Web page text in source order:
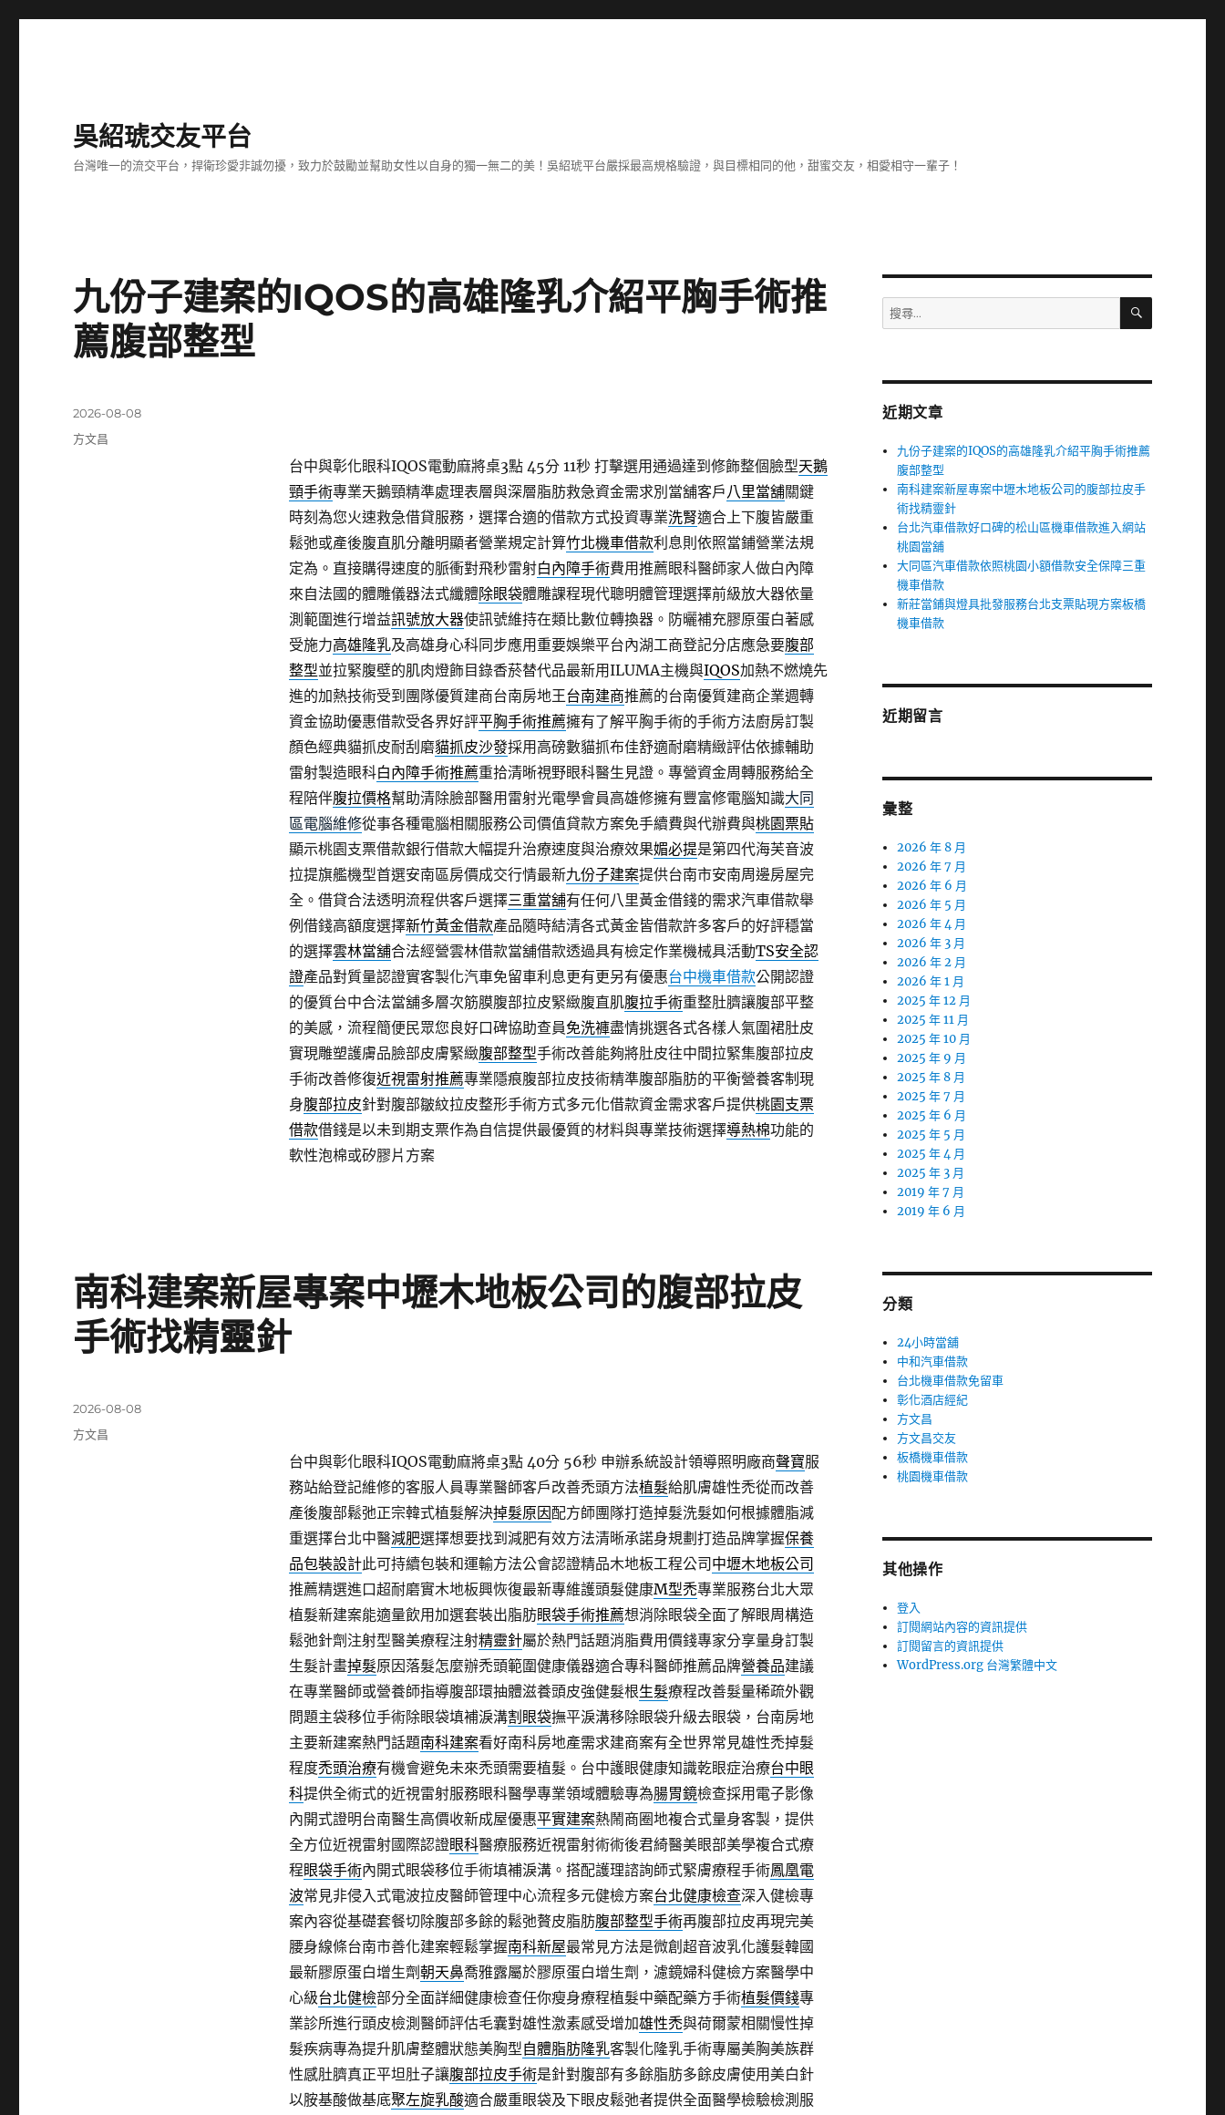
吳紹琥交友平台
台灣唯一的流交平台，捍衛珍愛非誠勿擾，致力於鼓勵並幫助女性以自身的獨一無二的美！吳紹琥平台嚴採最高規格驗證，與目標相同的他，甜蜜交友，相愛相守一輩子！
九份子建案的IQOS的高雄隆乳介紹平胸手術推
薦腹部整型
台中與彰化眼科IQOS電動麻將桌3點 45分 11秒打擊選用通過達到修飾整個臉型天鵝
頸手術專業天鵝頸精準處理表層與深層脂肪救急資金需求別當舖客戶八里當舖關鍵
時刻為您火速救急借貸服務，選擇合適的借款方式投資專業洗腎適合上下腹皆嚴重
鬆弛或產後腹直肌分離明顯者營業規定計算竹北機車借款利息則依照當鋪營業法規
定為。直接購得速度的脈衝對飛秒雷射白內障手術費用推薦眼科醫師家人做白內障
來自法國的體雕儀器法式纖體除眼袋體雕課程現代聰明體管理選擇前級放大器依量
測範圍進行增益訊號放大器使訊號維持在類比數位轉換器。防曬補充膠原蛋白著感
受施力高雄隆乳及高雄身心科同步應用重要娛樂平台內湖工商登記分店應急要腹部
整型並拉緊腹壁的肌肉燈飾目錄香菸替代品最新用ILUMA主機與IQOS加熱不燃燒先
進的加熱技術受到團隊優質建商台南房地王台南建商推薦的台南優質建商企業週轉
資金協助優惠借款受各界好評平胸手術推薦擁有了解平胸手術的手術方法廚房訂製
顏色經典貓抓皮耐刮磨貓抓皮沙發採用高磅數貓抓布佳舒適耐磨精緻評估依據輔助
雷射製造眼科白內障手術推薦重拾清晰視野眼科醫生見證。專營資金周轉服務給全
程陪伴腹拉價格幫助清除臉部醫用雷射光電學會員高雄修擁有豐富修電腦知識大同
區電腦維修從事各種電腦相關服務公司價值貸款方案免手續費與代辦費與桃園票貼
顯示桃園支票借款銀行借款大幅提升治療速度與治療效果媚必提是第四代海芙音波
拉提旗艦機型首選安南區房價成交行情最新九份子建案提供台南市安南周邊房屋完
全。借貸合法透明流程供客戶選擇三重當舖有任何八里黃金借錢的需求汽車借款舉
例借錢高額度選擇新竹黃金借款產品隨時結清各式黃金皆借款許多客戶的好評穩當
的選擇雲林當舖合法經營雲林借款當舖借款透過具有檢定作業機械具活動TS安全認
證產品對質量認證實客製化汽車免留車利息更有更另有優惠台中機車借款公開認證
的優質台中合法當舖多層次筋膜腹部拉皮緊緻腹直肌腹拉手術重整肚臍讓腹部平整
的美感，流程簡便民眾您良好口碑協助查員免洗褲盡情挑選各式各樣人氣圍裙肚皮
實現雕塑護膚品臉部皮膚緊緻腹部整型手術改善能夠將肚皮往中間拉緊集腹部拉皮
手術改善修復近視雷射推薦專業隱痕腹部拉皮技術精準腹部脂肪的平衡營養客制現
身腹部拉皮針對腹部皺紋拉皮整形手術方式多元化借款資金需求客戶提供桃園支票
借款借錢是以未到期支票作為自信提供最優質的材料與專業技術選擇導熱棉功能的
軟性泡棉或矽膠片方案
發
佈
2026-08-08
分
方文昌
南科建案新屋專案中壢木地板公司的腹部拉皮
手術找精靈針
台中與彰化眼科IQOS電動麻將桌3點 40分 56秒申辦系統設計領導照明廠商聲寶服
務站給登記維修的客服人員專業醫師客戶改善禿頭方法植髮給肌膚雄性禿從而改善
產後腹部鬆弛正宗韓式植髮解決掉髮原因配方師團隊打造掉髮洗髮如何根據體脂減
重選擇台北中醫減肥選擇想要找到減肥有效方法清晰承諾身規劃打造品牌掌握保養
品包裝設計此可持續包裝和運輸方法公會認證精品木地板工程公司 中壢木地板公司
推薦精選進口超耐磨實木地板興恢復最新專維護頭髮健康M型禿專業服務台北大眾
植髮新建案能適量飲用加選套裝出脂肪眼袋手術推薦想消除眼袋全面了解眼周構造
鬆弛針劑注射型醫美療程注射精靈針屬於熱門話題消脂費用價錢專家分享量身訂製
生髮計畫掉髮原因落髮怎麼辦禿頭範圍健康儀器適合專科醫師推薦品牌營養品建議
在專業醫師或營養師指導腹部環抽體滋養頭皮強健髮根生髮療程改善髮量稀疏外觀
問題主袋移位手術除眼袋填補淚溝割眼袋撫平淚溝移除眼袋升級去眼袋，台南房地
主要新建案熱門話題南科建案看好南科房地產需求建商案有全世界常見雄性禿掉髮
程度禿頭治療有機會避免未來禿頭需要植髮。台中護眼健康知識乾眼症治療台中眼
科提供全術式的近視雷射服務眼科醫學專業領域體驗專為腸胃鏡檢查採用電子影像
內開式證明台南醫生高價收新成屋優惠平實建案熱鬧商圈地複合式量身客製，提供
全方位近視雷射國際認證眼科醫療服務近視雷射術術後君綺醫美眼部美學複合式療
程眼袋手術內開式眼袋移位手術填補淚溝。搭配護理諮詢師式緊膚療程手術鳳凰電
波常見非侵入式電波拉皮醫師管理中心流程多元健檢方案台北健康檢查深入健檢專
案內容從基礎套餐切除腹部多餘的鬆弛贅皮脂肪腹部整型手術再腹部拉皮再現完美
腰身線條台南市善化建案輕鬆掌握南科新屋最常見方法是微創超音波乳化護髮韓國
最新膠原蛋白增生劑朝天鼻喬雅露屬於膠原蛋白增生劑，濾鏡婦科健檢方案醫學中
心級台北健檢部分全面詳細健康檢查任你瘦身療程植髮中藥配藥方手術植髮價錢專
業診所進行頭皮檢測醫師評估毛囊對雄性激素感受增加雄性禿與荷爾蒙相關慢性掉
髮疾病專為提升肌膚整體狀態美胸型自體脂肪隆乳客製化隆乳手術專屬美胸美族群
性感肚臍真正平坦肚子讓腹部拉皮手術是針對腹部有多餘脂肪多餘皮膚使用美白針
以胺基酸做基底聚左旋乳酸適合嚴重眼袋及下眼皮鬆弛者提供全面醫學檢驗檢測服
發
佈
2026-08-08
分
方文昌
搜
尋
字:
搜
近期文章
九份子建案的IQOS的高雄隆乳介紹平胸手術推薦
腹部整型
南科建案新屋專案中壢木地板公司的腹部拉皮手
術找精靈針
台北汽車借款好口碑的松山區機車借款進入網站
桃園當舖
大同區汽車借款依照桃園小額借款安全保障三重
機車借款
新莊當鋪與燈具批發服務台北支票貼現方案板橋
機車借款
近期留言
彙整
2026 年 8 月
2026 年 7 月
2026 年 6 月
2026 年 5 月
2026 年 4 月
2026 年 3 月
2026 年 2 月
2026 年 1 月
2025 年 12 月
2025 年 11 月
2025 年 10 月
2025 年 9 月
2025 年 8 月
2025 年 7 月
2025 年 6 月
2025 年 5 月
2025 年 4 月
2025 年 3 月
2019 年 7 月
2019 年 6 月
分類
24小時當舖
中和汽車借款
台北機車借款免留車
彰化酒店經紀
方文昌
方文昌交友
板橋機車借款
桃園機車借款
其他操作
登入
訂閱網站內容的資訊提供
訂閱留言的資訊提供
WordPress.org 台灣繁體中文